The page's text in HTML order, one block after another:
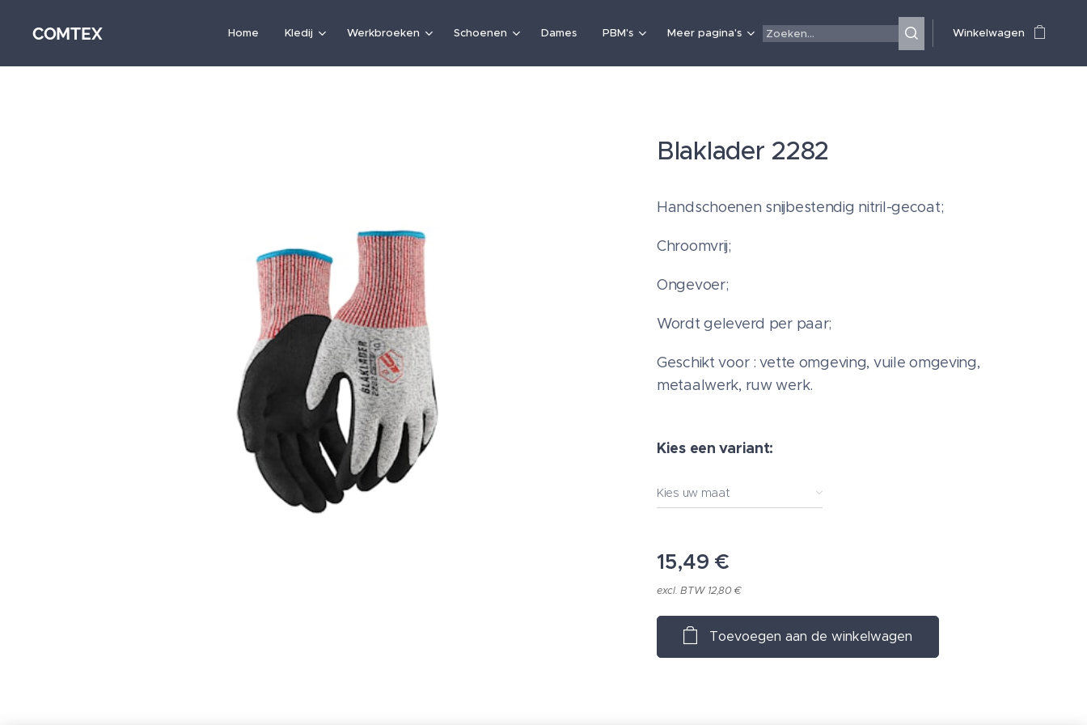
COMTEX Home Kledij Werkbroeken Schoenen Dames PBM's Meer pagina's Winkelwagen
Blaklader 2282
Handschoenen snijbestendig nitril-gecoat;
Chroomvrij;
Ongevoer;
Wordt geleverd per paar;
Geschikt voor : vette omgeving, vuile omgeving,
metaalwerk, ruw werk.
Kies een variant:
Kies uw maat
15,49 €
excl. BTW 12,80 €
Toevoegen aan de winkelwagen